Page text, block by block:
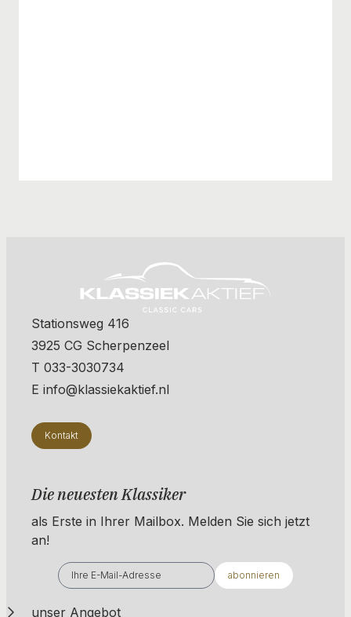
Stationsweg 416
3925 CG Scherpenzeel
T 033-3030734
E info@klassiekaktief.nl
Kontakt
Die neuesten Klassiker
als Erste in Ihrer Mailbox. ​​​​​​Melden Sie sich jetzt
an!
abonnieren
unser Angebot